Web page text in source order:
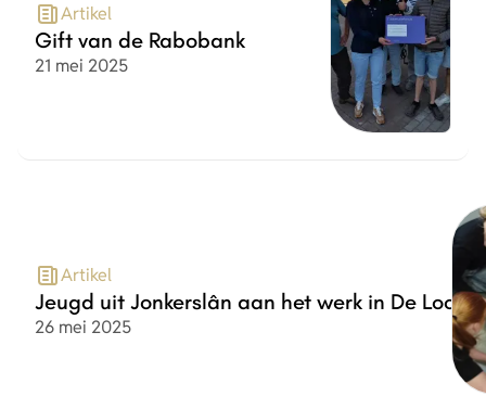
Artikel
Gift van de Rabobank
Datum
21 mei 2025
Artikel
Jeugd uit Jonkerslân aan het werk in De Loods
Datum
26 mei 2025